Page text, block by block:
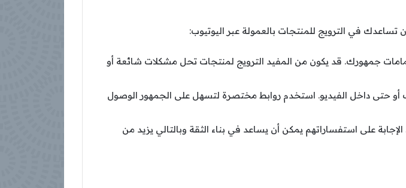
تساعدك في الترويج للمنتجات بالعمولة عبر اليوتيوب:
جمهورك. قد يكون من المفيد الترويج لمنتجات تحل مشكلات شائعة أو
أو حتى داخل الفيديو. استخدم روابط مختصرة لتسهل على الجمهور الوصول
على استفساراتهم يمكن أن يساعد في بناء الثقة وبالتالي يزيد من